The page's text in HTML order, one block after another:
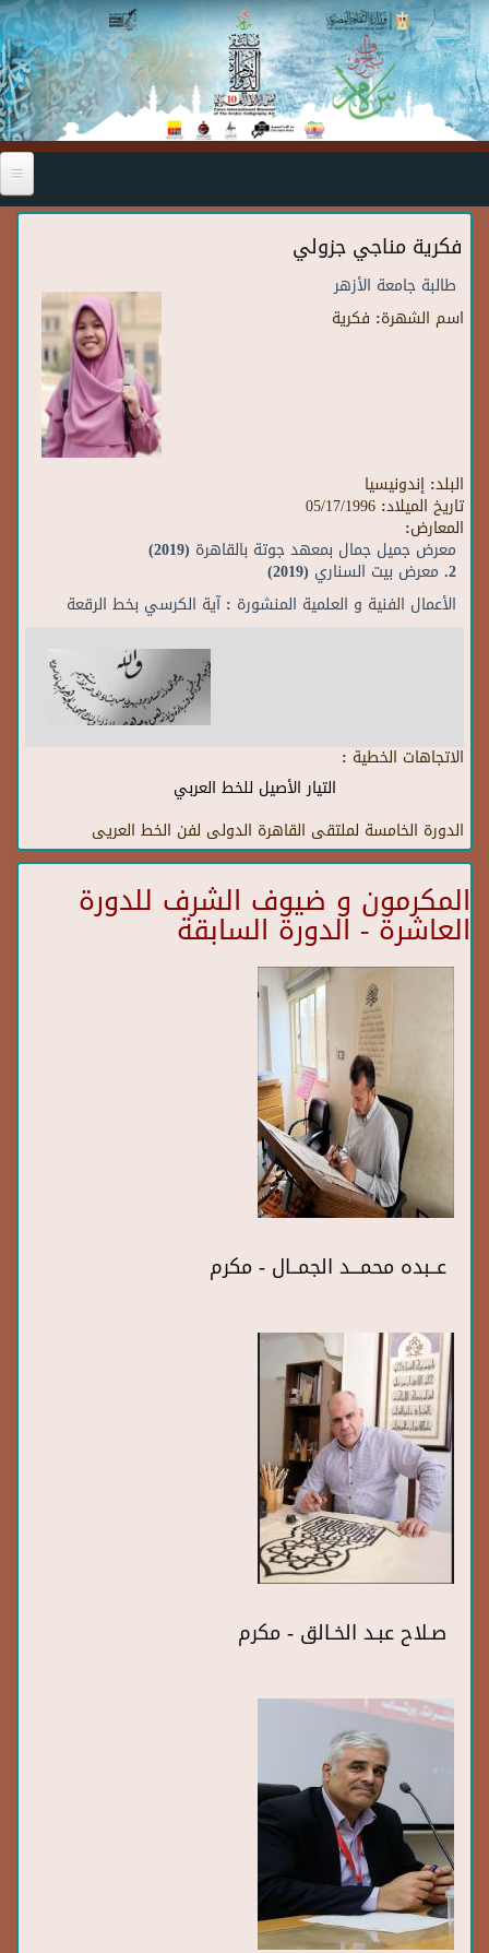
Skip to main content
فكرية مناجي جزولي
طالبة جامعة الأزهر
اسم الشهرة: فكرية
البلد: إندونيسيا
تاريخ الميلاد: 05/17/1996
المعارض:
معرض جميل جمال بمعهد جوتة بالقاهرة (2019)
2. معرض بيت السناري (2019)
الأعمال الفنية و العلمية المنشورة : آية الكرسي بخط الرقعة
الاتجاهات الخطية :
التيار الأصيل للخط العربي
الدورة الخامسة لملتقى القاهرة الدولى لفن الخط العريى
المكرمون و ضيوف الشرف للدورة
العاشرة - الدورة السابقة
عــبده محمـــد الجمــال - مكرم
صـلاح عبـد الخـالق - مكرم